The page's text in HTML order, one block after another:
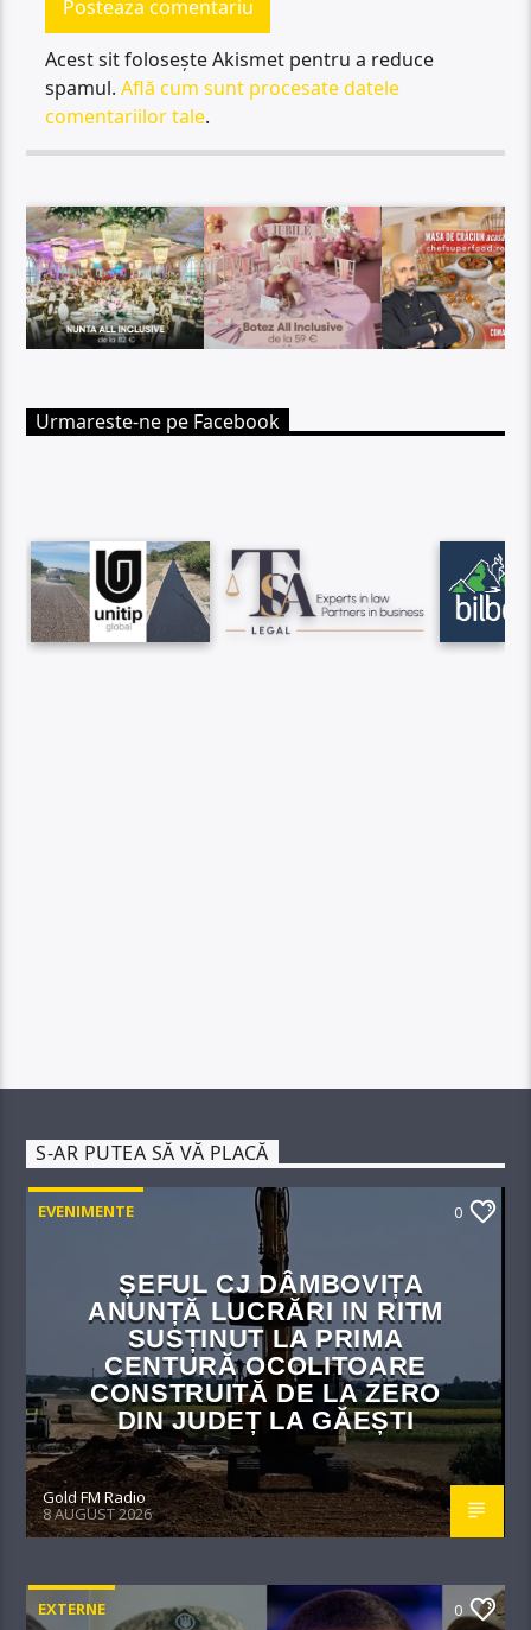
Acest sit folosește Akismet pentru a reduce
spamul.Află cum sunt procesate datele
comentariilor tale.
Urmareste-ne pe Facebook
S-AR PUTEA SĂ VĂ PLACĂ
EVENIMENTE 0
ȘEFUL CJ DÂMBOVIȚA
ANUNȚĂ LUCRĂRI IN RITM
SUSȚINUT LA PRIMA
CENTURĂ OCOLITOARE
CONSTRUITĂ DE LA ZERO
DIN JUDEȚ LA GĂEȘTI
Gold FM Radio
8 AUGUST 2026
EXTERNE 0